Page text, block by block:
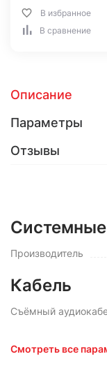
В избранное
В сравнение
Описание
Параметры
Отзывы
Производитель
Кабель
Съёмный
Смотреть все